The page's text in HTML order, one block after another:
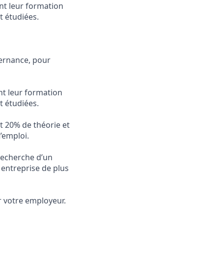
leur formation
étudiées.
pour
leur formation
étudiées.
20% de théorie et
d’un
de plus
employeur.